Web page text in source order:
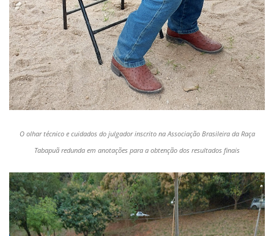
O olhar técnico e cuidados do julgador inscrito na Associação Brasileira da Raça
Tabapuã redunda em anotações para a obtenção dos resultados finais